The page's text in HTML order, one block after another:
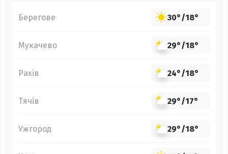
Берегове 30°/18°
Мукачево 29°/18°
Рахів 24°/18°
Тячів 29°/17°
Ужгород 29°/18°